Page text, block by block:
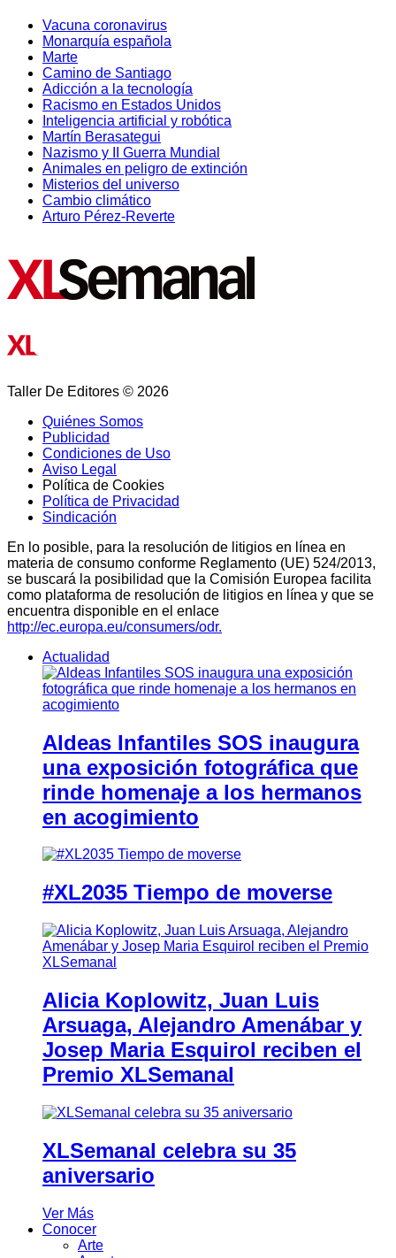
Vacuna coronavirus
Monarquía española
Marte
Camino de Santiago
Adicción a la tecnología
Racismo en Estados Unidos
Inteligencia artificial y robótica
Martín Berasategui
Nazismo y II Guerra Mundial
Animales en peligro de extinción
Misterios del universo
Cambio climático
Arturo Pérez-Reverte
Taller De Editores © 2026
Quiénes Somos
Publicidad
Condiciones de Uso
Aviso Legal
Política de Cookies
Política de Privacidad
Sindicación
En lo posible, para la resolución de litigios en línea en
materia de consumo conforme Reglamento (UE) 524/2013,
se buscará la posibilidad que la Comisión Europea facilita
como plataforma de resolución de litigios en línea y que se
encuentra disponible en el enlace
http://ec.europa.eu/consumers/odr.
Actualidad
Aldeas Infantiles SOS inaugura
una exposición fotográfica que
rinde homenaje a los hermanos
en acogimiento
#XL2035 Tiempo de moverse
Alicia Koplowitz, Juan Luis
Arsuaga, Alejandro Amenábar y
Josep Maria Esquirol reciben el
Premio XLSemanal
XLSemanal celebra su 35
aniversario
Ver Más
Conocer
Arte